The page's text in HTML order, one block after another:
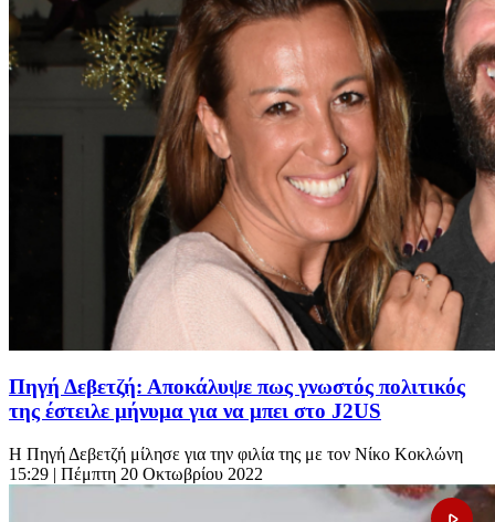
Πηγή Δεβετζή: Αποκάλυψε πως γνωστός πολιτικός
της έστειλε μήνυμα για να μπει στο J2US
Η Πηγή Δεβετζή μίλησε για την φιλία της με τον Νίκο Κοκλώνη
15:29 | Πέμπτη 20 Οκτωβρίου 2022